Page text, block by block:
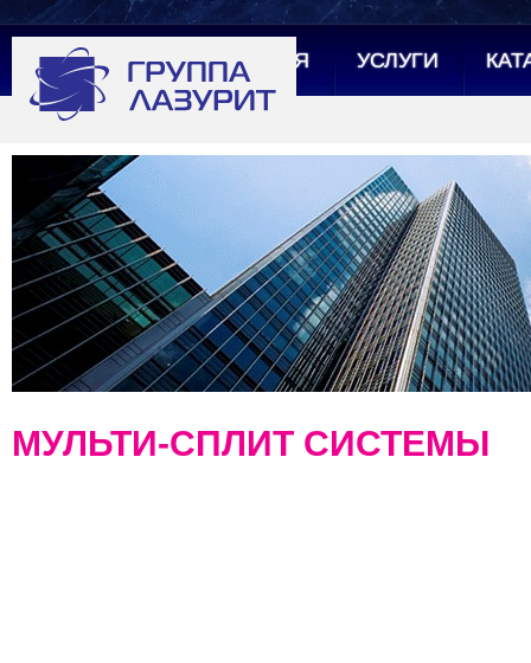
ГЛАВНАЯ УСЛУГИ
МУЛЬТИ-СПЛИТ СИСТЕМЫ